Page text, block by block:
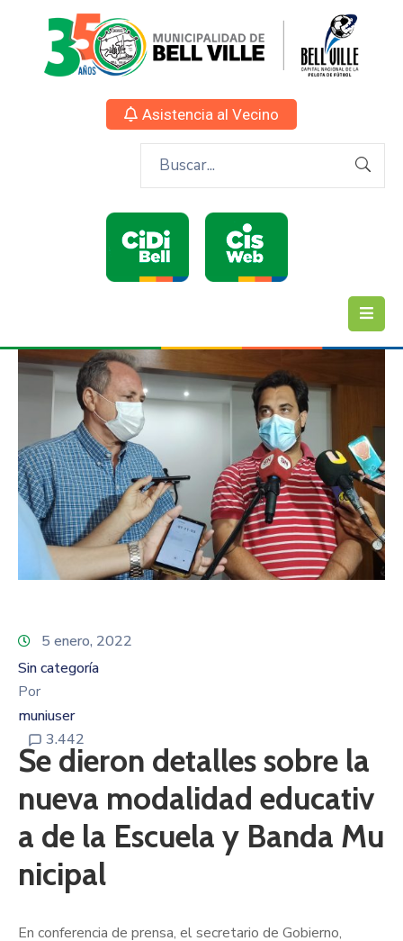
Asistencia al Vecino
5 enero, 2022
Sin categoría
Por
muniuser
3.442
Se dieron detalles sobre la
nueva modalidad educativ
a de la Escuela y Banda Mu
nicipal
En conferencia de prensa, el secretario de Gobierno,